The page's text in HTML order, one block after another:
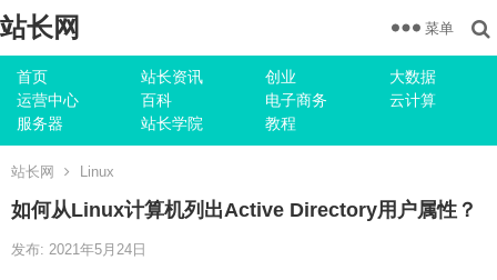
站长网
首页 站长资讯 创业
大数据
运营中心
百科 电子商务
云计算
服务器
站长学院 教程
菜单
站长网 Linux
如何从Linux计算机列出Active Directory用户属性？
发布: 2021年5月24日